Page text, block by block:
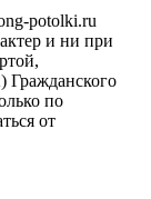
potolki.ru
и ни при
Гражданского
по
от